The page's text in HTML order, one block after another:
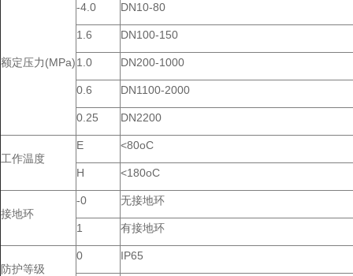
额定压力(MPa)
-4.0 DN10-80
1.6 DN100-150
1.0 DN200-1000
0.6 DN1100-2000
0.25 DN2200
工作温度
E <80oC
H <180oC
接地环
-0 无接地环
1 有接地环
防护等级
0 IP65